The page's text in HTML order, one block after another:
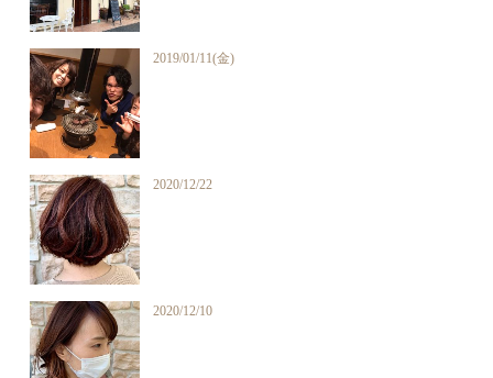
2019/01/11(金)
2020/12/22
2020/12/10